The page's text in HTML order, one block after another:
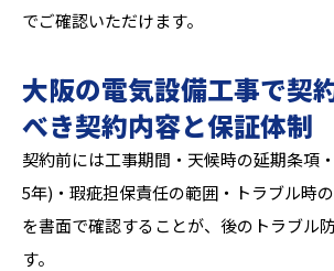
でご確認いただけます。
大阪の電気設備工事で契
べき契約内容と保証体制
契約前には工事期間・天候時の延期条項
5年)・瑕疵担保責任の範囲・トラブル時
を書面で確認することが、後のトラブル
す。